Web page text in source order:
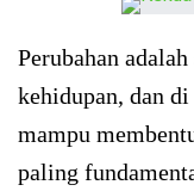
Perubahan
kehidupan, dan
mampu
paling